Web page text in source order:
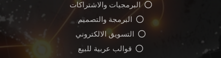
البرمجيات والاشتراكات
البرمجة والتصميم
التسويق الالكتروني
قوالب عربية للبيع